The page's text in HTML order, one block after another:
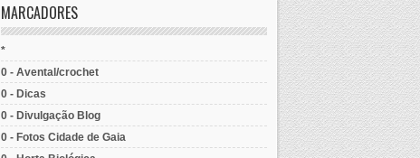
MARCADORES
*
0 - Avental/crochet
0 - Dicas
0 - Divulgação Blog
0 - Fotos Cidade de Gaia